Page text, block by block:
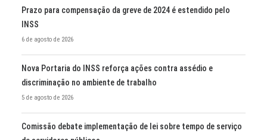
Prazo para compensação da greve de 2024 é estendido pelo
INSS
6 de agosto de 2026
Nova Portaria do INSS reforça ações contra assédio e
discriminação no ambiente de trabalho
5 de agosto de 2026
Comissão debate implementação de lei sobre tempo de serviço